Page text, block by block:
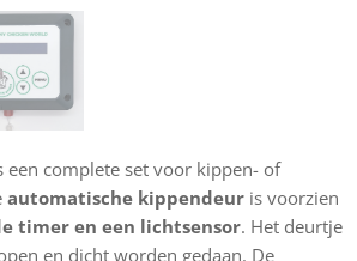
een complete set voor kippen- of
automatische kippendeur is voorzien
timer en een lichtsensor. Het deurtje
en dicht worden gedaan. De